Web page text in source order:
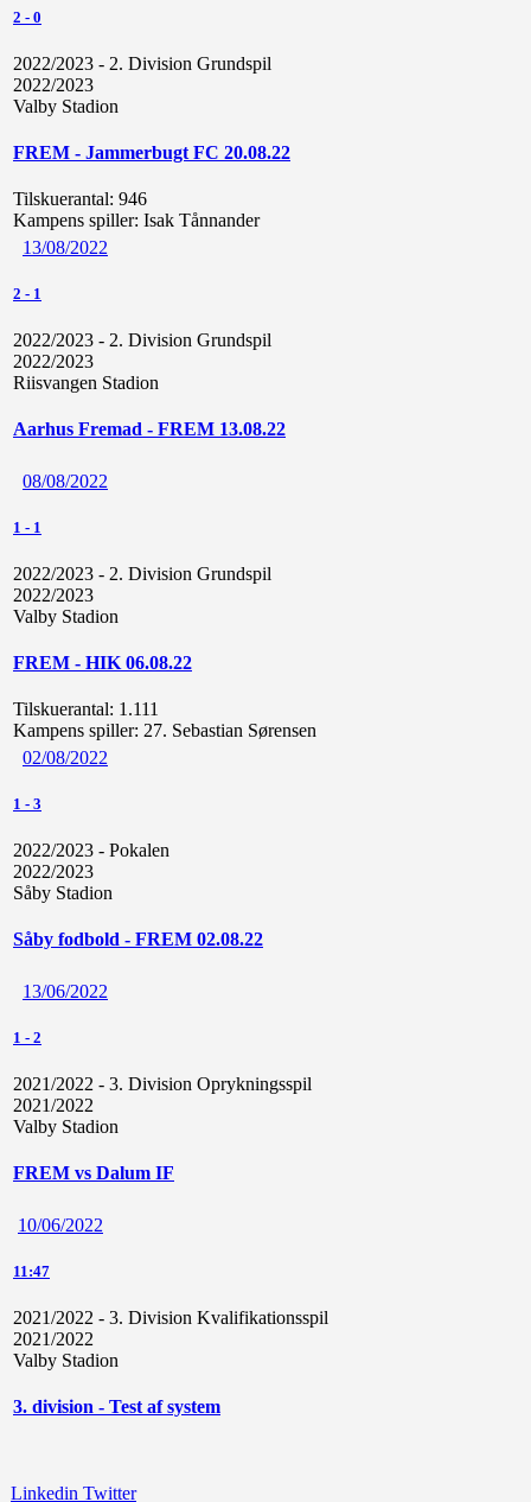
2 - 0
2022/2023 - 2. Division Grundspil
2022/2023
Valby Stadion
FREM - Jammerbugt FC 20.08.22
Tilskuerantal: 946
Kampens spiller: Isak Tånnander
13/08/2022
2 - 1
2022/2023 - 2. Division Grundspil
2022/2023
Riisvangen Stadion
Aarhus Fremad - FREM 13.08.22
08/08/2022
1 - 1
2022/2023 - 2. Division Grundspil
2022/2023
Valby Stadion
FREM - HIK 06.08.22
Tilskuerantal: 1.111
Kampens spiller: 27. Sebastian Sørensen
02/08/2022
1 - 3
2022/2023 - Pokalen
2022/2023
Såby Stadion
Såby fodbold - FREM 02.08.22
13/06/2022
1 - 2
2021/2022 - 3. Division Oprykningsspil
2021/2022
Valby Stadion
FREM vs Dalum IF
10/06/2022
11:47
2021/2022 - 3. Division Kvalifikationsspil
2021/2022
Valby Stadion
3. division - Test af system
Linkedin Twitter